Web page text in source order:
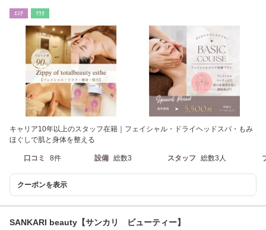
ｴｽﾃ ﾘﾗｸ
キャリア10年以上のスタッフ在籍｜フェイシャル・ドライヘッドスパ・もみ
ほぐしで肌と身体を整える
口コミ 8件 設備 総数3 スタッフ 総数3人
クーポンを表示
SANKARI beauty【サンカリ ビューティー】